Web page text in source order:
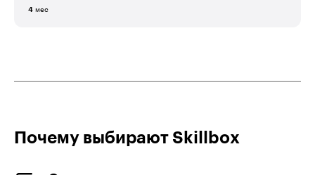
4 мес
Почему выбирают Skillboх